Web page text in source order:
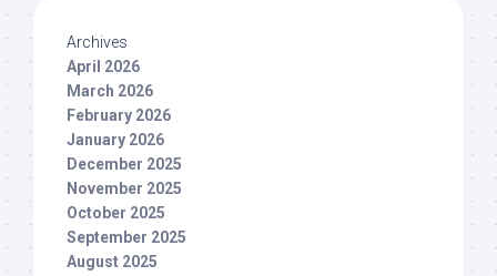
Archives
April 2026
March 2026
February 2026
January 2026
December 2025
November 2025
October 2025
September 2025
August 2025